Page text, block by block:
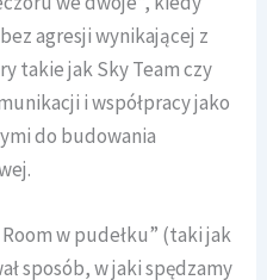
agresji wynikającej z
takie jak Sky Team czy
i współpracy jako
do budowania
w pudełku” (taki jak
sposób, w jaki spędzamy